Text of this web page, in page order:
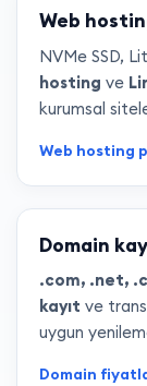
Web
NVMe SSD,
hosting ve
kurumsal
Web hosting
Domain
.com, .net,
kayıt ve
uygun
Domain